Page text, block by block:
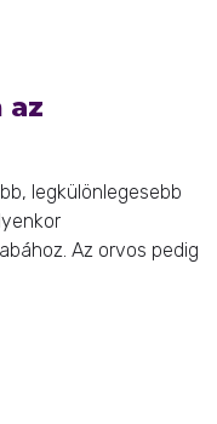
az
legkülönlegesebb
Az orvos pedig